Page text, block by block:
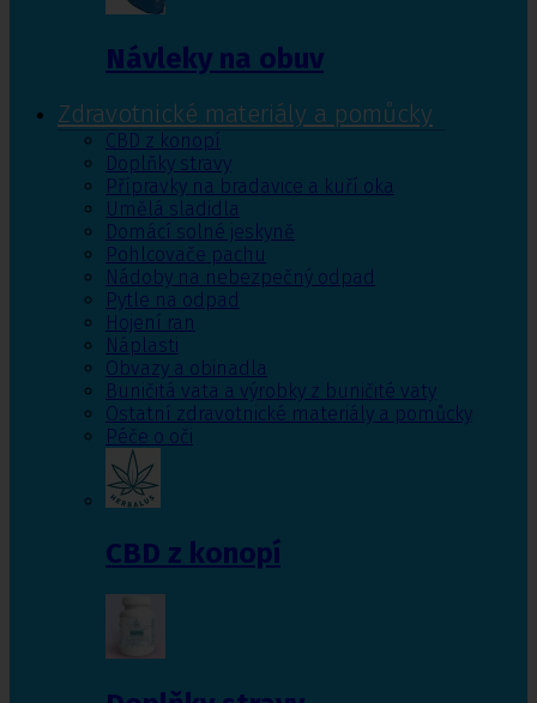
Návleky na obuv
Zdravotnické materiály a pomůcky
CBD z konopí
Doplňky stravy
Přípravky na bradavice a kuří oka
Umělá sladidla
Domácí solné jeskyně
Pohlcovače pachu
Nádoby na nebezpečný odpad
Pytle na odpad
Hojení ran
Náplasti
Obvazy a obinadla
Buničitá vata a výrobky z buničité vaty
Ostatní zdravotnické materiály a pomůcky
Péče o oči
CBD z konopí